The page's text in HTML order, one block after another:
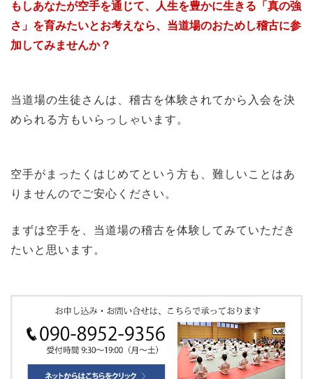
もしあなたが空手を通じて、人生を豊かに生きる「真の強
さ」を育みたいとお考えなら、当道場のおためし稽古に参
加してみませんか？
当道場の生徒さんは、稽古を体験されてから入会を決
められる方もいらっしゃいます。
空手がまったくはじめてという方も、難しいことはあ
りませんのでご安心ください。
まずは空手を、当道場の稽古を体験してみていただき
たいと思います。